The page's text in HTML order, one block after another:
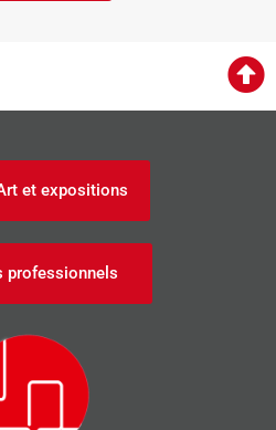
et expositions
professionnels